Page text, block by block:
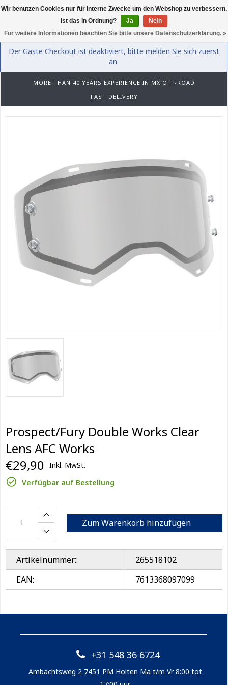
0
Der Gäste Checkout ist deaktiviert, bitte melden Sie sich zuerst
an.
MORE THAN 40 YEARS EXPERIENCE IN MX OFF-ROAD
FAST DELIVERY
Prospect/Fury Double Works Clear
Lens AFC Works
€29,90 Inkl. MwSt.
Verfügbar auf Bestellung
Zum Warenkorb hinzufügen
Artikelnummer::
265518102
EAN:
7613368097099
+31 548 36 6724
Ambachtsweg 2 7451 PM Holten Ma t/m Vr 8:00 tot
Wir benutzen Cookies nur für interne Zwecke um den Webshop zu verbessern.
Ist das in Ordnung?
Ja
Nein
Für weitere Informationen beachten Sie bitte unsere Datenschutzerklärung. »